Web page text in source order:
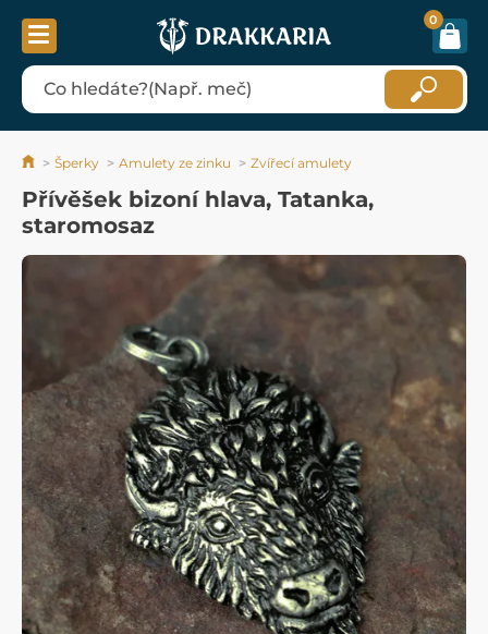
0
Šperky Amulety ze zinku Zvířecí amulety
Přívěšek bizoní hlava, Tatanka,
staromosaz